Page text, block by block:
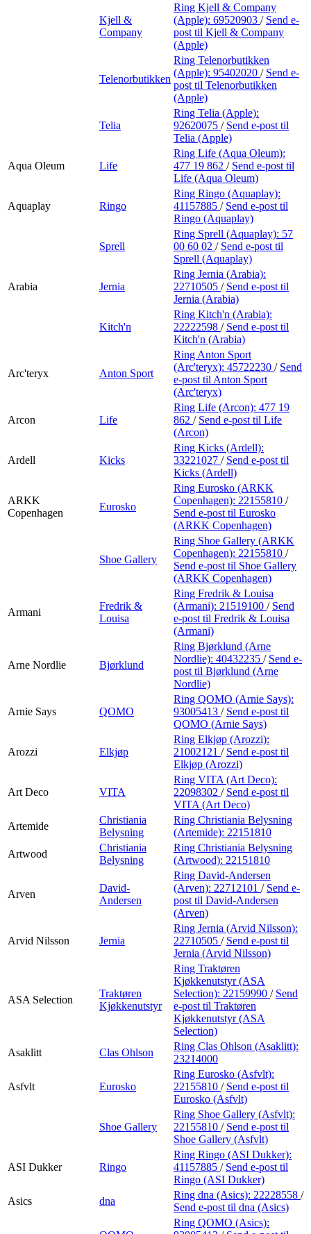
Kjell &
Company
Ring Kjell & Company
(Apple): 69520903 / Send e-
post til Kjell & Company
(Apple)
Telenorbutikken
Ring Telenorbutikken
(Apple): 95402020 / Send e-
post til Telenorbutikken
(Apple)
Telia
Ring Telia (Apple):
92620075 / Send e-post til
Telia (Apple)
Aqua Oleum Life
Ring Life (Aqua Oleum):
477 19 862 / Send e-post til
Life (Aqua Oleum)
Aquaplay Ringo
Ring Ringo (Aquaplay):
41157885 / Send e-post til
Ringo (Aquaplay)
Sprell
Ring Sprell (Aquaplay): 57
00 60 02 / Send e-post til
Sprell (Aquaplay)
Arabia Jernia
Ring Jernia (Arabia):
22710505 / Send e-post til
Jernia (Arabia)
Kitch'n
Ring Kitch'n (Arabia):
22222598 / Send e-post til
Kitch'n (Arabia)
Arc'teryx Anton Sport
Ring Anton Sport
(Arc'teryx): 45722230 / Send
e-post til Anton Sport
(Arc'teryx)
Arcon Life
Ring Life (Arcon): 477 19
862 / Send e-post til Life
(Arcon)
Ardell Kicks
Ring Kicks (Ardell):
33221027 / Send e-post til
Kicks (Ardell)
ARKK
Copenhagen
Eurosko
Ring Eurosko (ARKK
Copenhagen): 22155810 /
Send e-post til Eurosko
(ARKK Copenhagen)
Shoe Gallery
Ring Shoe Gallery (ARKK
Copenhagen): 22155810 /
Send e-post til Shoe Gallery
(ARKK Copenhagen)
Armani
Fredrik &
Louisa
Ring Fredrik & Louisa
(Armani): 21519100 / Send
e-post til Fredrik & Louisa
(Armani)
Arne Nordlie Bjørklund
Ring Bjørklund (Arne
Nordlie): 40432235 / Send e-
post til Bjørklund (Arne
Nordlie)
Arnie Says QOMO
Ring QOMO (Arnie Says):
93005413 / Send e-post til
QOMO (Arnie Says)
Arozzi Elkjøp
Ring Elkjøp (Arozzi):
21002121 / Send e-post til
Elkjøp (Arozzi)
Art Deco VITA
Ring VITA (Art Deco):
22098302 / Send e-post til
VITA (Art Deco)
Artemide
Christiania
Belysning
Ring Christiania Belysning
(Artemide): 22151810
Artwood
Christiania
Belysning
Ring Christiania Belysning
(Artwood): 22151810
Arven
David-
Andersen
Ring David-Andersen
(Arven): 22712101 / Send e-
post til David-Andersen
(Arven)
Arvid Nilsson Jernia
Ring Jernia (Arvid Nilsson):
22710505 / Send e-post til
Jernia (Arvid Nilsson)
ASA Selection
Traktøren
Kjøkkenutstyr
Ring Traktøren
Kjøkkenutstyr (ASA
Selection): 22159990 / Send
e-post til Traktøren
Kjøkkenutstyr (ASA
Selection)
Asaklitt
Clas Ohlson
Ring Clas Ohlson (Asaklitt):
23214000
Asfvlt Eurosko
Ring Eurosko (Asfvlt):
22155810 / Send e-post til
Eurosko (Asfvlt)
Shoe Gallery
Ring Shoe Gallery (Asfvlt):
22155810 / Send e-post til
Shoe Gallery (Asfvlt)
ASI Dukker Ringo
Ring Ringo (ASI Dukker):
41157885 / Send e-post til
Ringo (ASI Dukker)
Asics
dna
Ring dna (Asics): 22228558 /
Send e-post til dna (Asics)
Ring QOMO (Asics):